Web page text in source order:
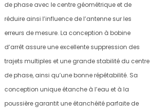
de phase avec le centre géométrique et de
réduire ainsi l’influence de l’antenne sur les
erreurs de mesure. La conception à bobine
d’arrêt assure une excellente suppression des
trajets multiples et une grande stabilité du centre
de phase, ainsi qu’une bonne répétabilité. Sa
conception unique étanche à l’eau et à la
poussière garantit une étanchéité parfaite de